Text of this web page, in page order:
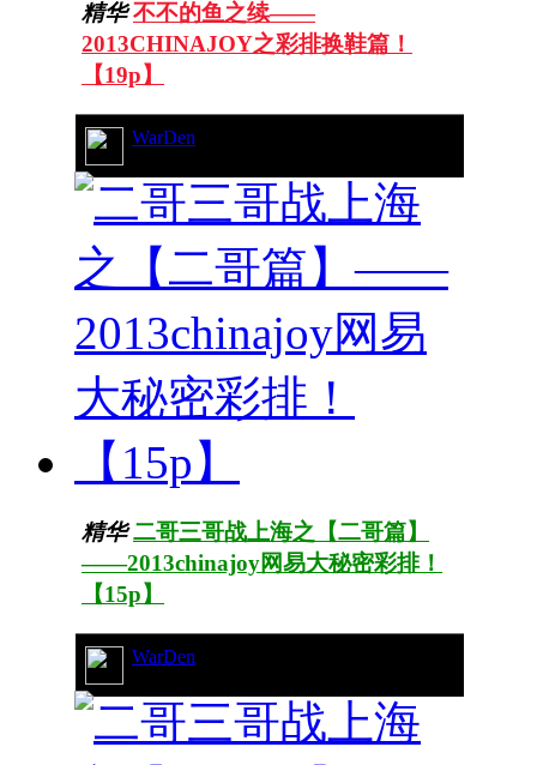
精华 不不的鱼之续——
2013CHINAJOY之彩排换鞋篇！
【19p】
WarDen
精华 二哥三哥战上海之【二哥篇】
——2013chinajoy网易大秘密彩排！
【15p】
WarDen